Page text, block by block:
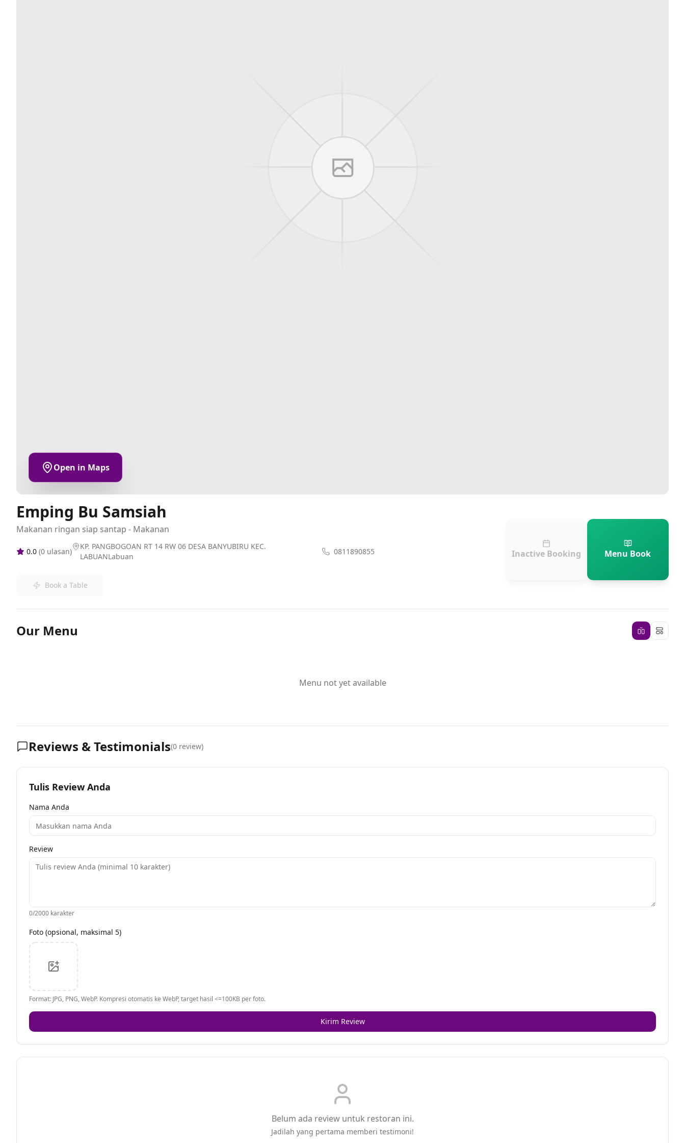
Open in Maps
Emping Bu Samsiah
Makanan ringan siap santap - Makanan
0.0 (0 ulasan)
KP. PANGBOGOAN RT 14 RW 06 DESA BANYUBIRU KEC.
LABUANLabuan
0811890855
Book a Table
Inactive Booking Menu Book
Our Menu
Menu not yet available
Reviews & Testimonials(0 review)
Tulis Review Anda
Nama Anda
Review
0/2000 karakter
Foto (opsional, maksimal 5)
Format: JPG, PNG, WebP. Kompresi otomatis ke WebP, target hasil <=100KB per foto.
Kirim Review
Belum ada review untuk restoran ini.
Jadilah yang pertama memberi testimoni!